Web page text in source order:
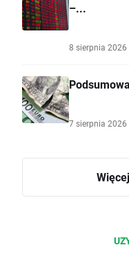
–...
8 sierpnia 2026
7 sierpnia 2026